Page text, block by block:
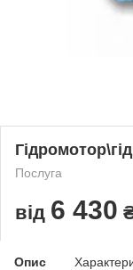
Послуга
від 6 430
Опис